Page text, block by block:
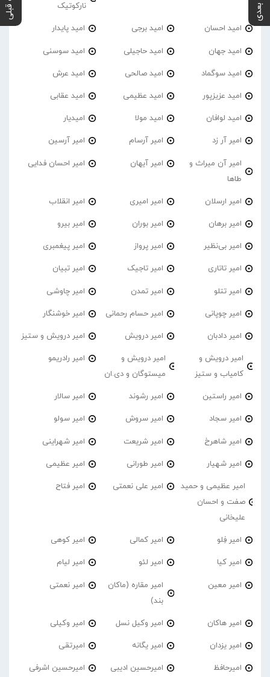
نارکوتیک
امید احسان امید برجی امید پایدار
امید جهان امید حاجیلی امید سوسنی
امید سوگماد امید صالحی امید عرش
امید عزیزپور امید عظیمی امید عقابی
امید لوافان امید مولا امیدیار
امیر آر زد امیر آرسام امیر آرسین
امیر آن میراث و
طاها
امیر آیهان امیر احسان فدایی
امیر ارسلان امیر امیری امیر انقلاب
امیر برهان امیر‌ بوران امیر بیرو
امیر بی‌نظیر امیر پرواز امیر پیغمبری
امیر تاتاری امیر تاجیک امیر تبیان
امیر تتلو امیر تمدن امیر چاوشی
امیر چوپانی امیر حسام رحمانی امیر خوشنگار
امیر دادبان امیر درویش امیر درویش و ستیز
امیر درویش و
کامیاب و ستیز
امیر درویش و
میستوگان و دی.ان
امیر رادریمو
امیر راستین امیر رشوند امیر سالار
امیر سجاد امیر سروش امیر سولو
امیر شاهرخ امیر شریعت امیر شهراینی
امیر شهیار امیر طورانی امیر عظیمی
امیر عظیمی و حمید
صفت و احسان
علیخانی
امیر علی نعمتی امیر فتاح
امیر فِلو امیر کمالی امیر کوهی
امیر کیا امیر لئو امیر لیام
امیر معین
امیر مقاره (ماکان
بند)
امیر نعمتی
امیر هاکان امیر وکیل نسل امیر وکیلی
امیر یزدان امیر یگانه امیرتقی
امیرحافظ امیرحسین ادیبی امیرحسین اشرفی